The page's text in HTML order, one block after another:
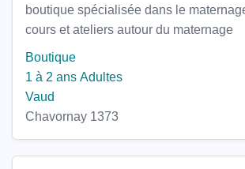
boutique spécialisée dans le
cours et ateliers autour du maternage
Boutique
1 à 2 ans Adultes
Vaud
Chavornay 1373